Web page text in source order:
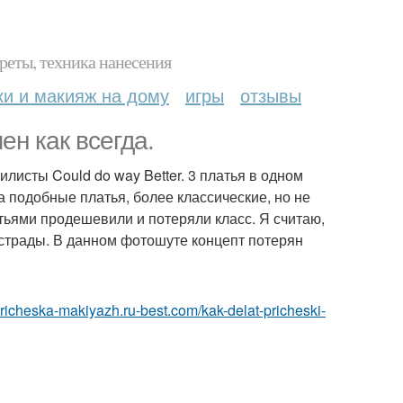
техника нанесения
и макияж на дому игры отзывы
как всегда.
Could do way Better. 3 платья в одном
платья, более классические, но не
продешевили и потеряли класс. Я считаю,
В данном фотошуте концепт потерян
makiyazh.ru-best.com/kak-delat-pricheski-